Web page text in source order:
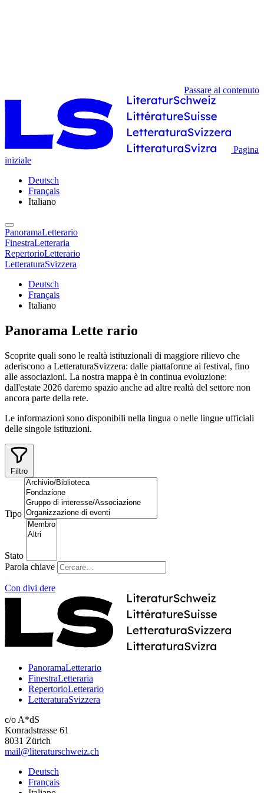
Passare al contenuto
Pagina
iniziale
Deutsch
Français
Italiano
PanoramaLetterario
FinestraLetteraria
RepertorioLetterario
LetteraturaSvizzera
Deutsch
Français
Italiano
Panorama Lette rario
Scoprite quali sono le realtà istituzionali di maggiore rilievo che
aderiscono a LetteraturaSvizzera: dalle piattaforme ai festival, fino
alle associazioni. La nostra mappa è in continua evoluzione:
dall'estate 2026 daremo spazio anche ad altre realtà del settore non
ancora parte della rete.
Le informazioni sono disponibili nella lingua o nelle lingue ufficiali
delle singole istituzioni.
Filtro
Tipo
Stato
Parola chiave
Con divi dere
PanoramaLetterario
FinestraLetteraria
RepertorioLetterario
LetteraturaSvizzera
c/o A*dS
Konradstrasse 61
8031 Zürich
mail@literaturschweiz.ch
Deutsch
Français